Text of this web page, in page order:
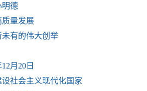
明德
质量发展
有的伟大创举
月20日
社会主义现代化国家